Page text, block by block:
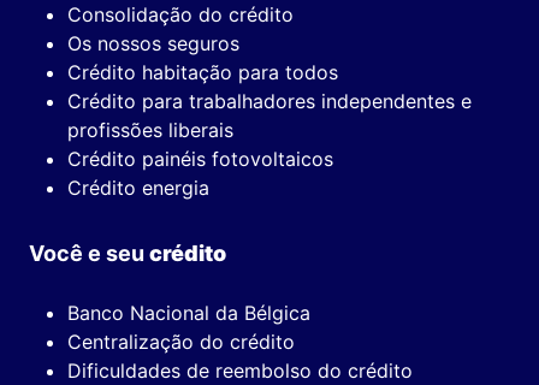
Consolidação do crédito
Os nossos seguros
Crédito habitação para todos
Crédito para trabalhadores independentes e
profissões liberais
Crédito painéis fotovoltaicos
Crédito energia
Você e seu crédito
Banco Nacional da Bélgica
Centralização do crédito
Dificuldades de reembolso do crédito